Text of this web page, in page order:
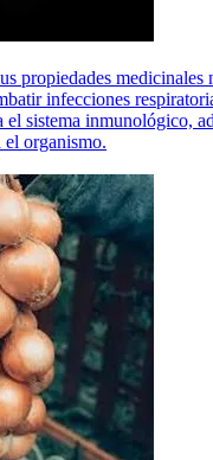
propiedades medicinales
infecciones
el sistema inmunológico,
el organismo.